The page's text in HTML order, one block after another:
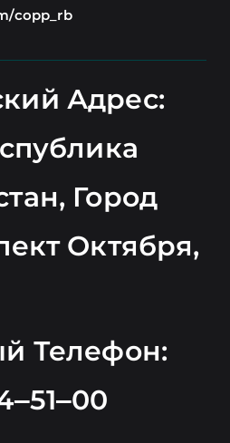
copp_rb
Адрес:
Город
Октября,
Телефон: